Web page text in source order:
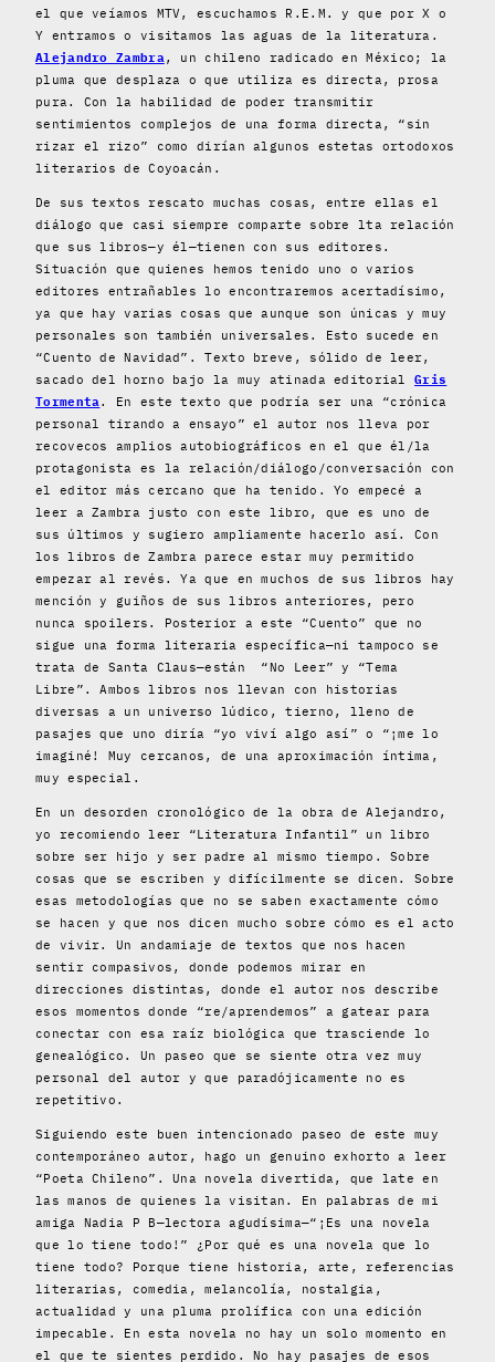
el que veíamos MTV, escuchamos R.E.M. y que por X o
Y entramos o visitamos las aguas de la literatura.
Alejandro Zambra, un chileno radicado en México; la
pluma que desplaza o que utiliza es directa, prosa
pura. Con la habilidad de poder transmitir
sentimientos complejos de una forma directa, “sin
rizar el rizo” como dirían algunos estetas ortodoxos
literarios de Coyoacán.
De sus textos rescato muchas cosas, entre ellas el
diálogo que casi siempre comparte sobre lta relación
que sus libros—y él—tienen con sus editores.
Situación que quienes hemos tenido uno o varios
editores entrañables lo encontraremos acertadísimo,
ya que hay varias cosas que aunque son únicas y muy
personales son también universales. Esto sucede en
“Cuento de Navidad”. Texto breve, sólido de leer,
sacado del horno bajo la muy atinada editorialGris
Tormenta. En este texto que podría ser una “crónica
personal tirando a ensayo” el autor nos lleva por
recovecos amplios autobiográficos en el que él/la
protagonista es la relación/diálogo/conversación con
el editor más cercano que ha tenido. Yo empecé a
leer a Zambra justo con este libro, que es uno de
sus últimos y sugiero ampliamente hacerlo así. Con
los libros de Zambra parece estar muy permitido
empezar al revés. Ya que en muchos de sus libros hay
mención y guiños de sus libros anteriores, pero
nunca spoilers. Posterior a este “Cuento” que no
sigue una forma literaria específica—ni tampoco se
trata de Santa Claus—están “No Leer” y “Tema
Libre”. Ambos libros nos llevan con historias
diversas a un universo lúdico, tierno, lleno de
pasajes que uno diría “yo viví algo así” o “¡me lo
imaginé! Muy cercanos, de una aproximación íntima,
muy especial.
En un desorden cronológico de la obra de Alejandro,
yo recomiendo leer “Literatura Infantil” un libro
sobre ser hijo y ser padre al mismo tiempo. Sobre
cosas que se escriben y difícilmente se dicen. Sobre
esas metodologías que no se saben exactamente cómo
se hacen y que nos dicen mucho sobre cómo es el acto
de vivir. Un andamiaje de textos que nos hacen
sentir compasivos, donde podemos mirar en
direcciones distintas, donde el autor nos describe
esos momentos donde “re/aprendemos” a gatear para
conectar con esa raíz biológica que trasciende lo
genealógico. Un paseo que se siente otra vez muy
personal del autor y que paradójicamente no es
repetitivo.
Siguiendo este buen intencionado paseo de este muy
contemporáneo autor, hago un genuino exhorto a leer
“Poeta Chileno”. Una novela divertida, que late en
las manos de quienes la visitan. En palabras de mi
amiga Nadia P B—lectora agudísima—“¡Es una novela
que lo tiene todo!” ¿Por qué es una novela que lo
tiene todo? Porque tiene historia, arte, referencias
literarias, comedia, melancolía, nostalgia,
actualidad y una pluma prolífica con una edición
impecable. En esta novela no hay un solo momento en
el que te sientes perdido. No hay pasajes de esos